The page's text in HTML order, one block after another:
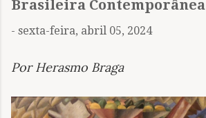
Brasileira Contemporânea
- sexta-feira, abril 05, 2024
Por Herasmo Braga